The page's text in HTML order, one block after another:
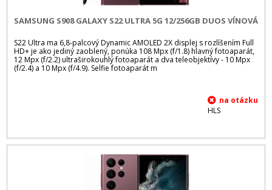
SAMSUNG S908 GALAXY S22 ULTRA 5G 12/256GB DUOS VÍNOVÁ
S22 Ultra ma 6,8-palcový Dynamic AMOLED 2X displej s rozlíšením Full
HD+ je ako jediný zaoblený, ponúka 108 Mpx (f/1.8) hlavný fotoaparát,
12 Mpx (f/2.2) ultraširokouhlý fotoaparát a dva teleobjektívy - 10 Mpx
(f/2.4) a 10 Mpx (f/4.9). Selfie fotoaparát m
HLS